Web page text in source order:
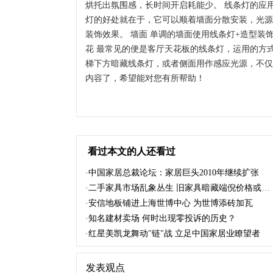
烘托出氛围感，长时间开启耗能少。 线条灯的应
灯的好处就在于，它可以顺着墙面分散安装，光
装饰效果。 墙面 单调的墙面使用线条灯+造型装
花 最常见的便是客厅天花板的线条灯，运用的方
梯下方暗藏线条灯，或者侧面用作感应光源，不
内容了，希望能对您有所帮助！
看过本文的人还看过
·中国家居总裁论坛：家居巨头2010年继续扩张
·二手家具市场乱象丛生 旧家具暗藏端倪价格或飙升
·安信地板铺进上海世博中心 为世博添砖加瓦
·知名建材卖场 何时出现零投诉的历史？
·红星美凯龙舞动"链"战 立足中国家居业瞭望者
发表观点